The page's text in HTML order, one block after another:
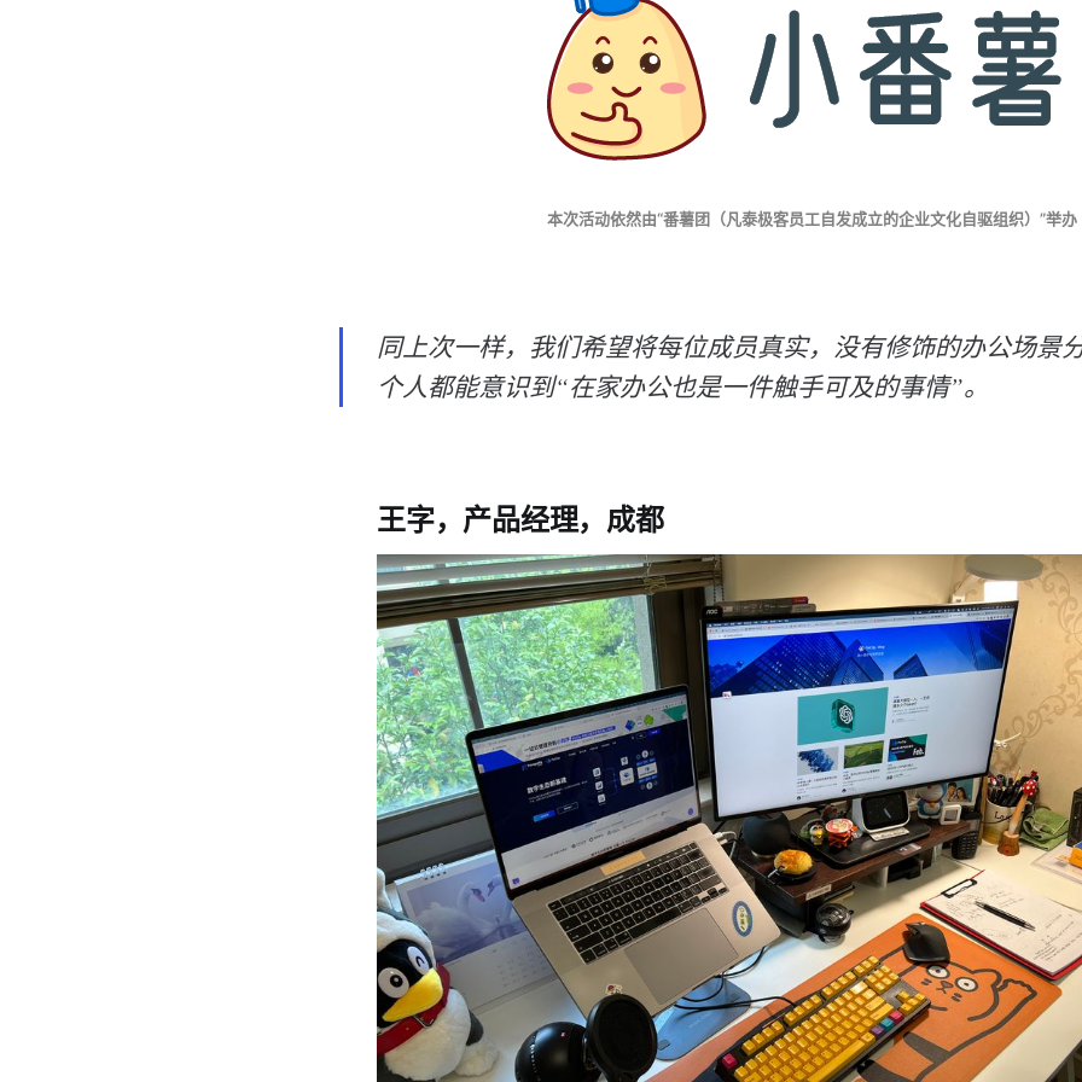
本次活动依然由“番薯团（凡泰极客员工自发成立的企业文化自驱组织）”举办
同上次一样，我们希望将每位成员真实，没有修饰的办公场景
个人都能意识到“在家办公也是一件触手可及的事情”。
王字，产品经理，成都